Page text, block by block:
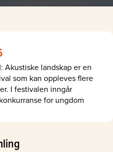
Akustiske landskap er en
som kan oppleves flere
I festivalen inngår
for ungdom